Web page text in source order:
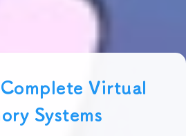
Virtual
Systems